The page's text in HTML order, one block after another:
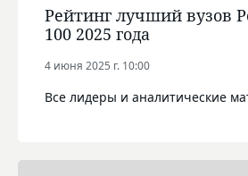
Рейтинг лучший вузов
100 2025 года
4 июня 2025 г. 10:00
Все лидеры и аналитические